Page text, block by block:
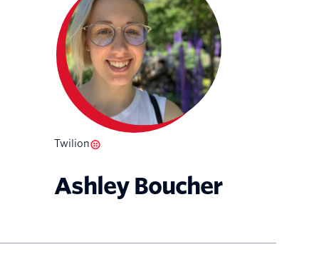
Twilion
Ashley Boucher